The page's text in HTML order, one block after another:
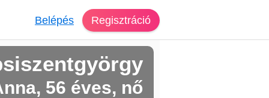
Belépés Regisztráció
56 éves, nő